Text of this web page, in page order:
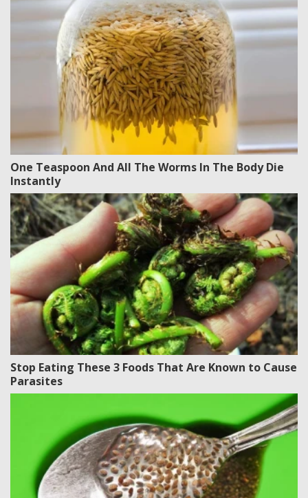
One Teaspoon And All The Worms In The Body Die
Instantly
Stop Eating These 3 Foods That Are Known to Cause
Parasites